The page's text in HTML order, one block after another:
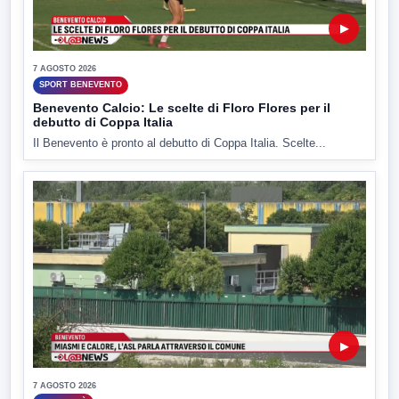
▶
7 AGOSTO 2026
SPORT BENEVENTO
Benevento Calcio: Le scelte di Floro Flores per il
debutto di Coppa Italia
Il Benevento è pronto al debutto di Coppa Italia. Scelte...
▶
7 AGOSTO 2026